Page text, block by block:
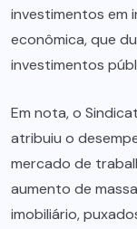
investimentos em
econômica, que
investimentos
Em nota, o
atribuiu o
mercado de
aumento de
imobiliário,